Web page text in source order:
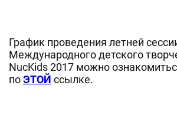
График проведения летней
Международного детского
NucKids 2017 можно
поЭТОЙ ссылке.